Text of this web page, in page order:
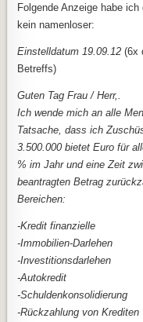
Folgende Anzeige habe
kein namenloser:
Einstelldatum 19.09.12 (6x
Betreffs)
Guten Tag Frau / Herr,.
Ich wende mich an alle
Tatsache, dass ich
3.500.000 bietet Euro für
% im Jahr und eine Zeit
beantragten Betrag
Bereichen:
-Kredit finanzielle
-Immobilien-Darlehen
-Investitionsdarlehen
-Autokredit
-Schuldenkonsolidierung
-Rückzahlung von Krediten